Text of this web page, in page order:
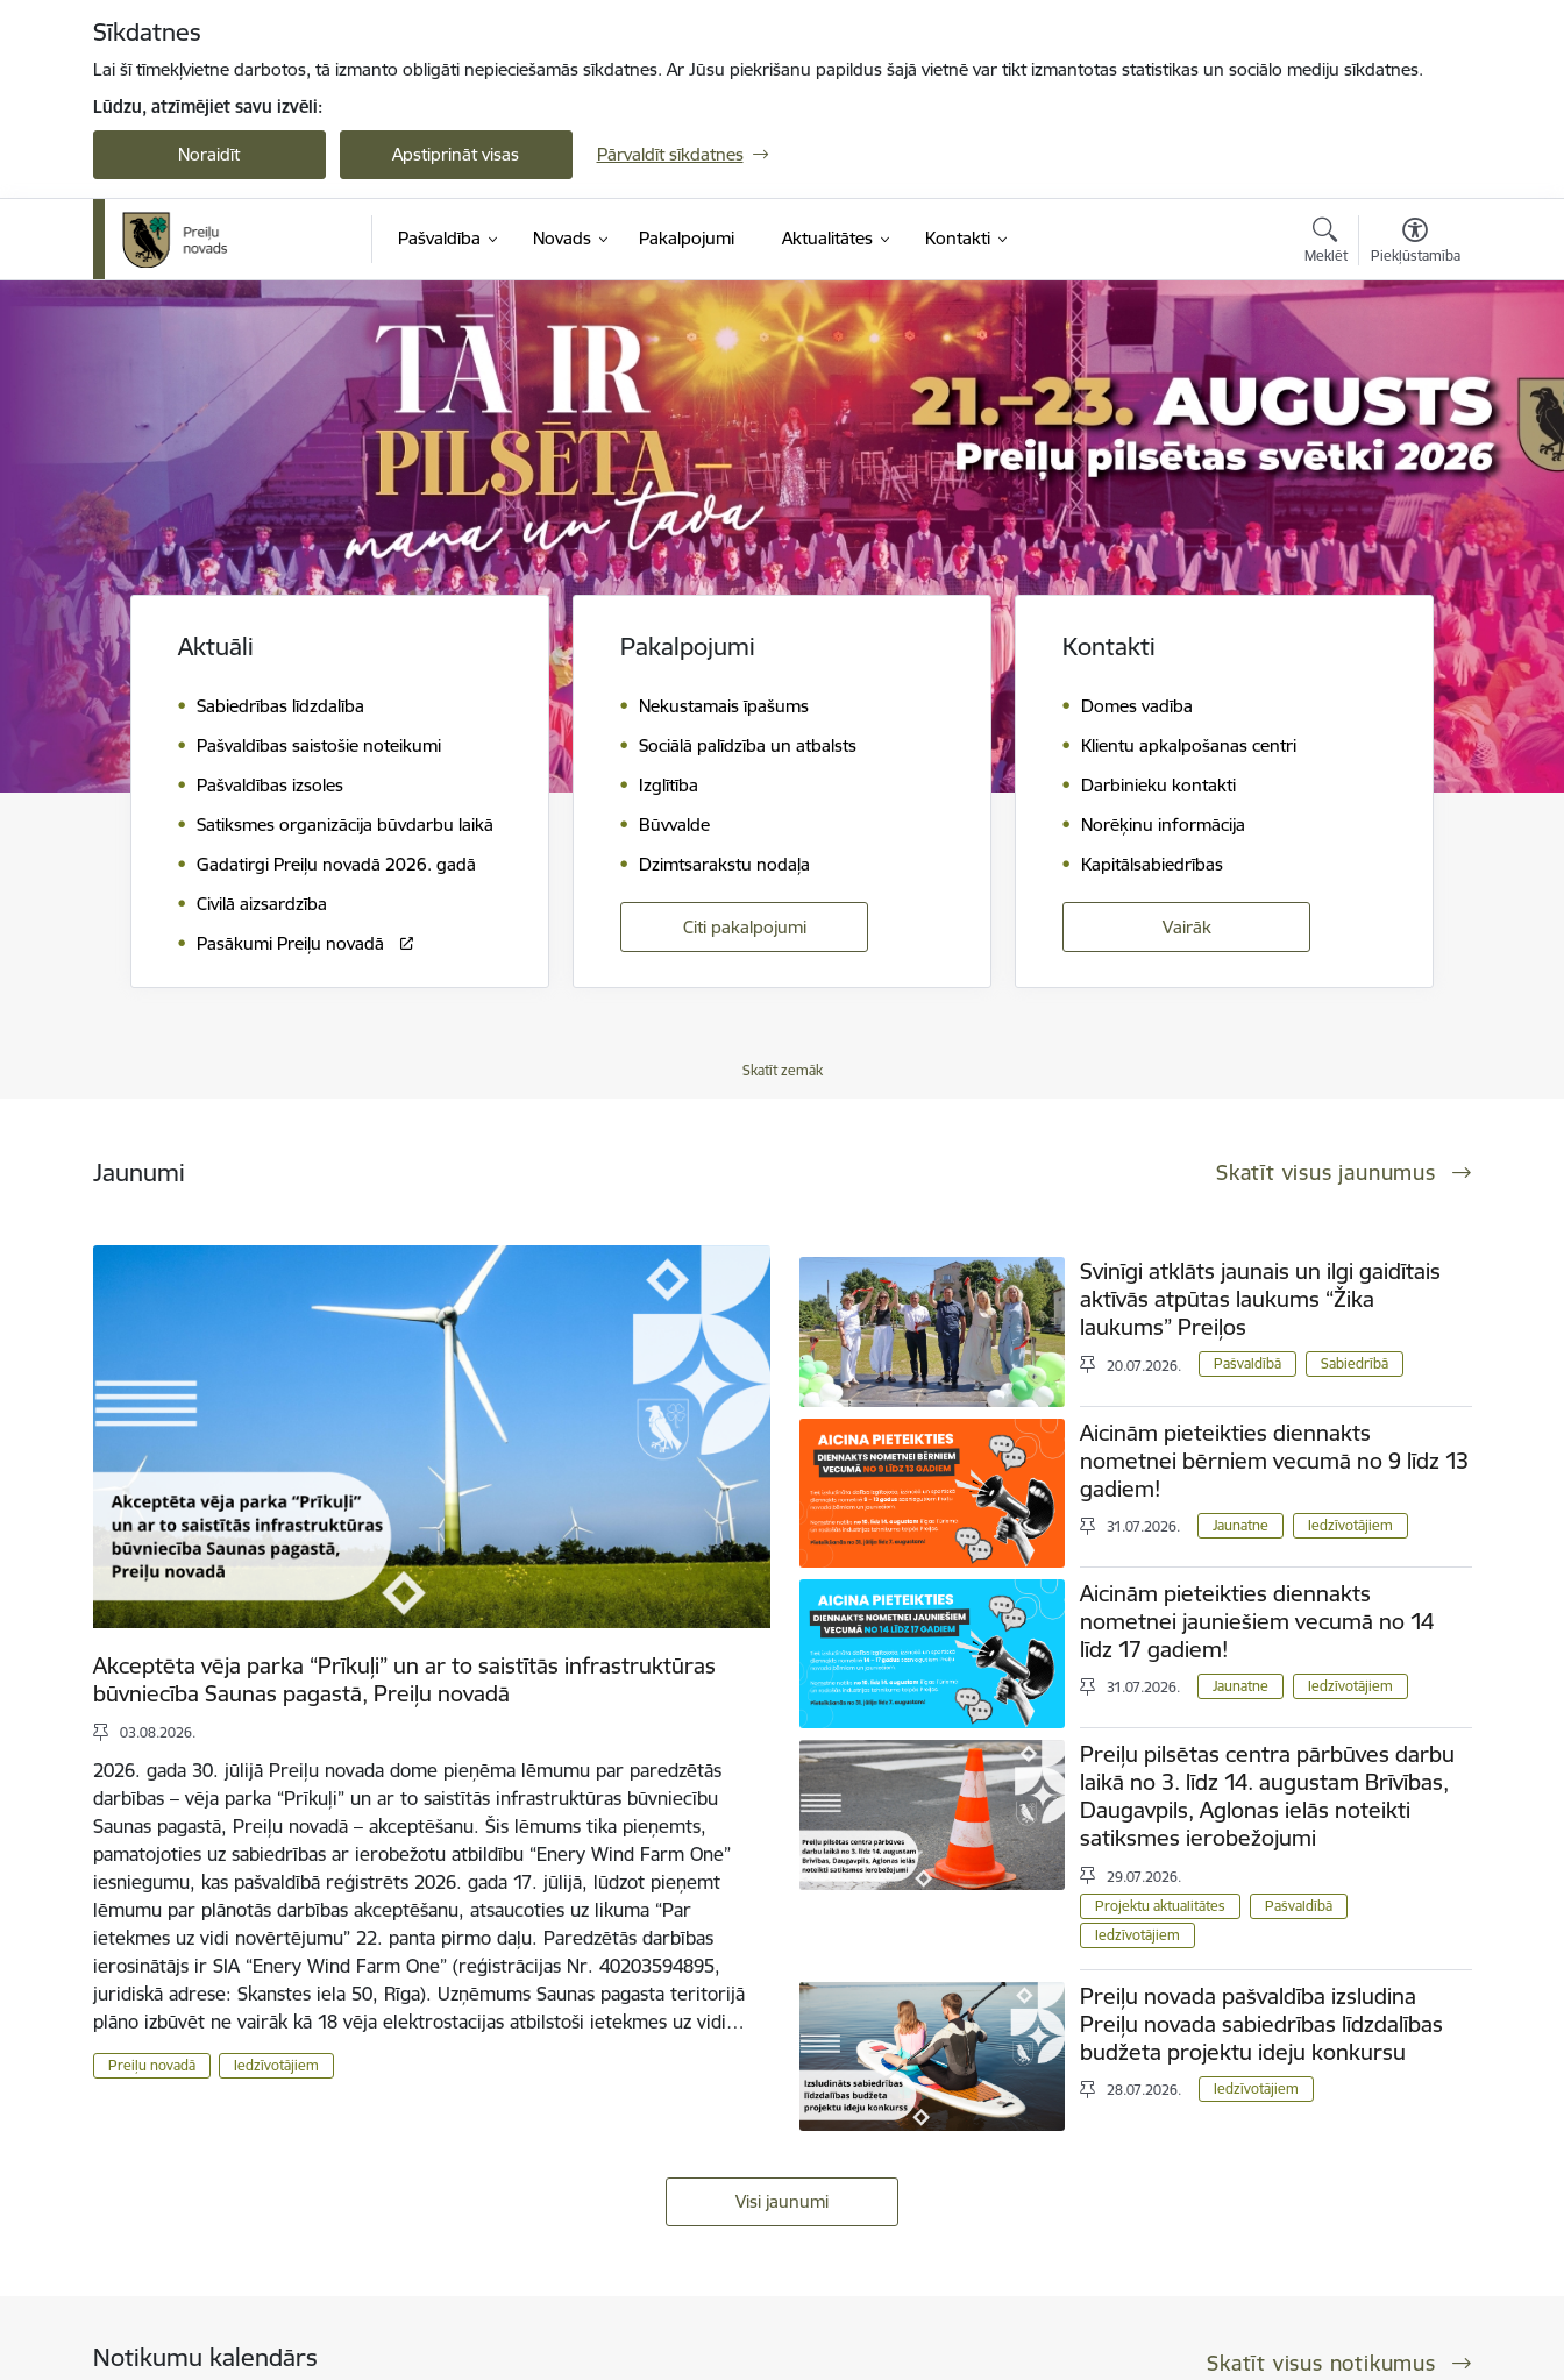
Sīkdatnes
Lai šī tīmekļvietne darbotos, tā izmanto obligāti nepieciešamās sīkdatnes. Ar Jūsu piekrišanu papildus šajā vietnē var tikt izmantotas statistikas un sociālo mediju sīkdatnes.
Lūdzu, atzīmējiet savu izvēli:
Noraidīt Apstiprināt visas Pārvaldīt sīkdatnes
Pašvaldība Novads Pakalpojumi Aktualitātes Kontakti
Meklēt Piekļūstamība
Aktuāli
Sabiedrības līdzdalība
Pašvaldības saistošie noteikumi
Pašvaldības izsoles
Satiksmes organizācija būvdarbu laikā
Gadatirgi Preiļu novadā 2026. gadā
Civilā aizsardzība
Pasākumi Preiļu novadā
Pakalpojumi
Nekustamais īpašums
Sociālā palīdzība un atbalsts
Izglītība
Būvvalde
Dzimtsarakstu nodaļa
Citi pakalpojumi
Kontakti
Domes vadība
Klientu apkalpošanas centri
Darbinieku kontakti
Norēķinu informācija
Kapitālsabiedrības
Vairāk
Skatīt zemāk
Jaunumi Skatīt visus jaunumus
Akceptēta vēja parka “Prīkuļi” un ar to saistītās infrastruktūras
būvniecība Saunas pagastā, Preiļu novadā
03.08.2026.
2026. gada 30. jūlijā Preiļu novada dome pieņēma lēmumu par paredzētās
darbības – vēja parka “Prīkuļi” un ar to saistītās infrastruktūras būvniecību
Saunas pagastā, Preiļu novadā – akceptēšanu. Šis lēmums tika pieņemts,
pamatojoties uz sabiedrības ar ierobežotu atbildību “Enery Wind Farm One”
iesniegumu, kas pašvaldībā reģistrēts 2026. gada 17. jūlijā, lūdzot pieņemt
lēmumu par plānotās darbības akceptēšanu, atsaucoties uz likuma “Par
ietekmes uz vidi novērtējumu” 22. panta pirmo daļu. Paredzētās darbības
ierosinātājs ir SIA “Enery Wind Farm One” (reģistrācijas Nr. 40203594895,
juridiskā adrese: Skanstes iela 50, Rīga). Uzņēmums Saunas pagasta teritorijā
plāno izbūvēt ne vairāk kā 18 vēja elektrostacijas atbilstoši ietekmes uz vidi…
Preiļu novadā Iedzīvotājiem
Svinīgi atklāts jaunais un ilgi gaidītais
aktīvās atpūtas laukums “Žika
laukums” Preiļos
20.07.2026. Pašvaldībā Sabiedrībā
Aicinām pieteikties diennakts
nometnei bērniem vecumā no 9 līdz 13
gadiem!
31.07.2026. Jaunatne Iedzīvotājiem
Aicinām pieteikties diennakts
nometnei jauniešiem vecumā no 14
līdz 17 gadiem!
31.07.2026. Jaunatne Iedzīvotājiem
Preiļu pilsētas centra pārbūves darbu
laikā no 3. līdz 14. augustam Brīvības,
Daugavpils, Aglonas ielās noteikti
satiksmes ierobežojumi
29.07.2026.
Projektu aktualitātes
Pašvaldībā
Iedzīvotājiem
Preiļu novada pašvaldība izsludina
Preiļu novada sabiedrības līdzdalības
budžeta projektu ideju konkursu
28.07.2026. Iedzīvotājiem
Visi jaunumi
Notikumu kalendārs Skatīt visus notikumus